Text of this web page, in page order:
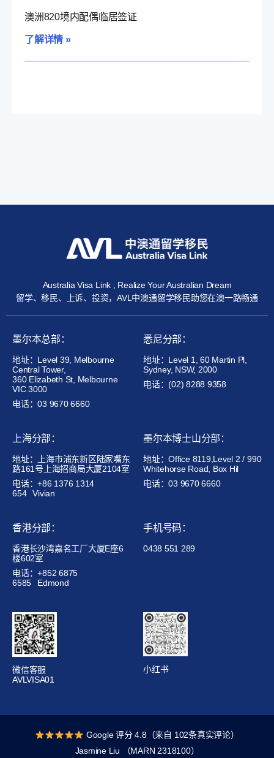
澳洲820境内配偶临居签证
了解详情 »
Australia Visa Link , Realize Your Australian Dream
留学、移民、上诉、投资，AVL中澳通留学移民助您在澳一路畅通
墨尔本总部：
地址：Level 39, Melbourne
Central Tower,
360 Elizabeth St, Melbourne
VIC 3000
电话：03 9670 6660
悉尼分部：
地址：Level 1, 60 Martin Pl,
Sydney, NSW, 2000
电话：(02) 8288 9358
上海分部：
地址：上海市浦东新区陆家嘴东
路161号上海招商局大厦2104室
电话：+86 1376 1314
654
Vivian
墨尔本博士山分部：
地址：Office 8119,Level 2 / 990
Whitehorse Road, Box Hil
电话：03 9670 6660
香港分部：
香港长沙湾嘉名工厂大厦E座6
楼602室
电话：+852 6875
6585
Edmond
手机号码：
0438 551 289
微信客服
AVLVISA01
小红书
Google 评分 4.8（来自 102条真实评论）
Jasmine Liu （MARN 2318100）